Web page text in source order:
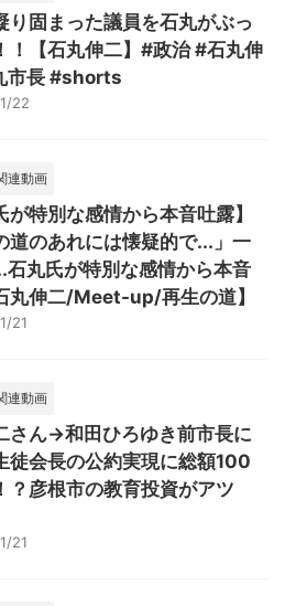
り固まった議員を石丸がぶっ
！【石丸伸二】#政治 #石丸伸
市長 #shorts
22
連動画
が特別な感情から本音吐露】
道のあれには懐疑的で...」一
石丸氏が特別な感情から本音
丸伸二/Meet-up/再生の道】
21
連動画
さん→和田ひろゆき前市長に
徒会長の公約実現に総額100
？彦根市の教育投資がアツ
21